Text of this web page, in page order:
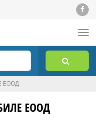
ЕООД
ЕООД